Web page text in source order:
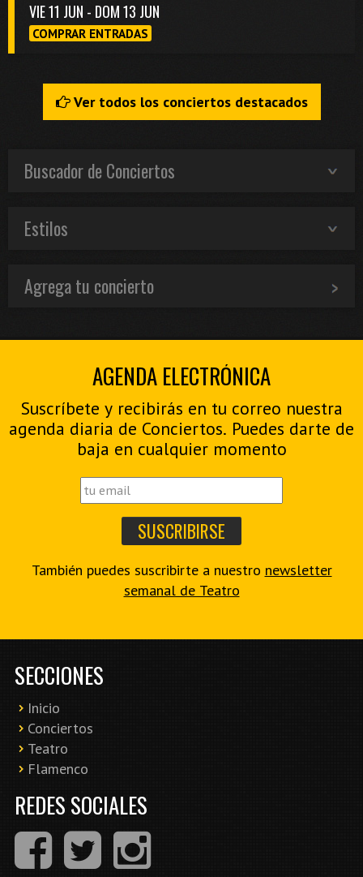
VIE 11 JUN - DOM 13 JUN
COMPRAR ENTRADAS
Ver todos los conciertos destacados
Buscador de Conciertos
Estilos
Agrega tu concierto
AGENDA ELECTRÓNICA
Suscríbete y recibirás en tu correo nuestra
agenda diaria de Conciertos. Puedes darte de
baja en cualquier momento
También puedes suscribirte a nuestro newsletter
semanal de Teatro
SECCIONES
Inicio
Conciertos
Teatro
Flamenco
REDES SOCIALES